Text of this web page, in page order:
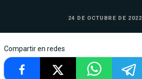
24 DE OCTUBRE DE
Compartir en redes